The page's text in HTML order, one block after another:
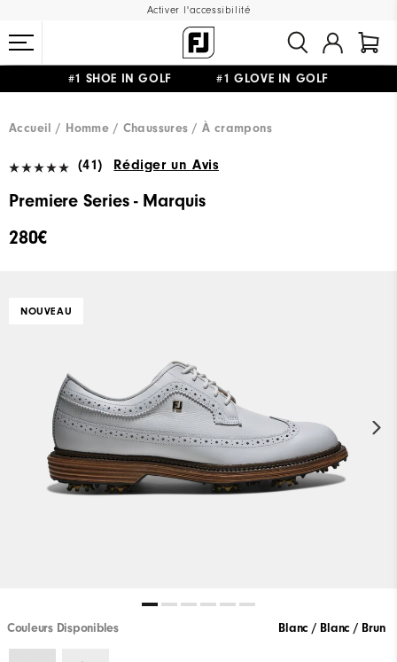
Activer l'accessibilité
#1 SHOE IN GOLF #1 GLOVE IN GOLF
Accueil
Homme Chaussures À crampons
(41) Rédiger un Avis
Premiere Series - Marquis
280€
NOUVEAU
Couleurs Disponibles Blanc / Blanc / Brun